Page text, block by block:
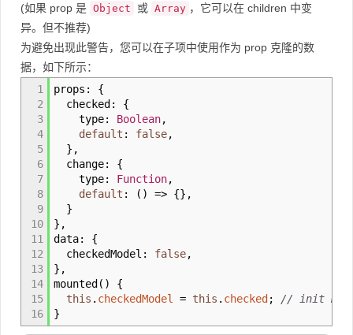
(如果 prop 是 Object 或 Array ，它可以在 children 中变
异。但不推荐)
为避免出现此警告，您可以在子项中使用作为 prop 克隆的数
据，如下所示：
1
2
3
4
5
6
7
8
9
10
11
12
13
14
15
16
props :
{
checked :
{
type: Boolean,
default : false,
} ,
change:
{
type: Function,
default : ( ) => {} ,
}
} ,
data:
{
checkedModel : false,
} ,
mounted ( )
{
this . checkedModel = this . checked ;
// init
}